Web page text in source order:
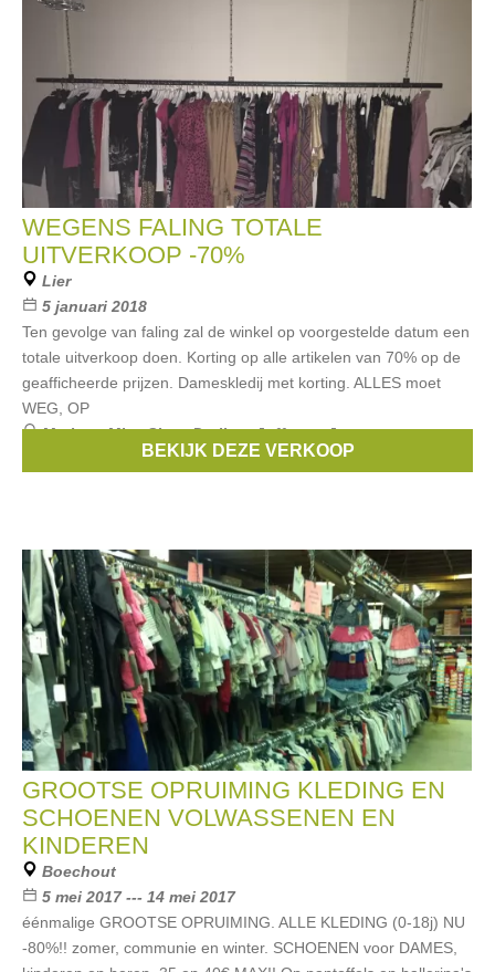
WEGENS FALING TOTALE
UITVERKOOP -70%
Lier
5 januari 2018
Ten gevolge van faling zal de winkel op voorgestelde datum een
totale uitverkoop doen. Korting op alle artikelen van 70% op de
geafficheerde prijzen. Dameskledij met korting. ALLES moet
WEG, OP
Merken:Miss Sixty,Darling,Juffrouw Jansen
Ariana,AVOCA, ...
BEKIJK DEZE VERKOOP
GROOTSE OPRUIMING KLEDING EN
SCHOENEN VOLWASSENEN EN
KINDEREN
Boechout
5 mei 2017 --- 14 mei 2017
éénmalige GROOTSE OPRUIMING. ALLE KLEDING (0-18j) NU
-80%!! zomer, communie en winter. SCHOENEN voor DAMES,